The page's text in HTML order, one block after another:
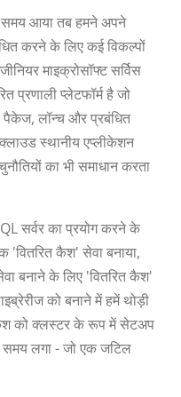
समय आया तब हमने अपने
करने के लिए कई विकल्पों
माइक्रोसॉफ्ट सर्विस
प्रणाली प्लेटफॉर्म है जो
लॉन्च और प्रबंधित
स्थानीय एप्लीकेशन
का भी समाधान करता
सर्वर का प्रयोग करने के
'वितरित कैश' सेवा बनाया,
बनाने के लिए 'वितरित कैश'
को बनाने में हमें थोड़ी
को क्लस्टर के रूप में सेटअप
लगा - जो एक जटिल